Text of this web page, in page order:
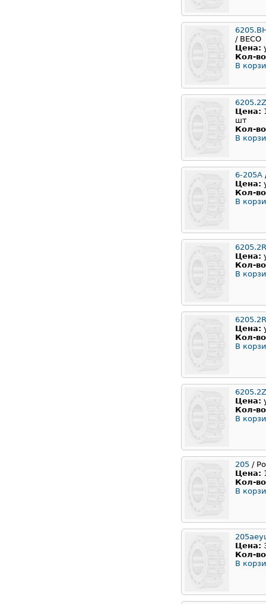
/ BECO
Цена:
Кол-
В
Цена:
шт
Кол-
В
6-205А
Цена:
Кол-
В
Цена:
Кол-
В
Цена:
Кол-
В
Цена:
Кол-
В
205 /
Цена:
Кол-
В
Цена:
Кол-
В